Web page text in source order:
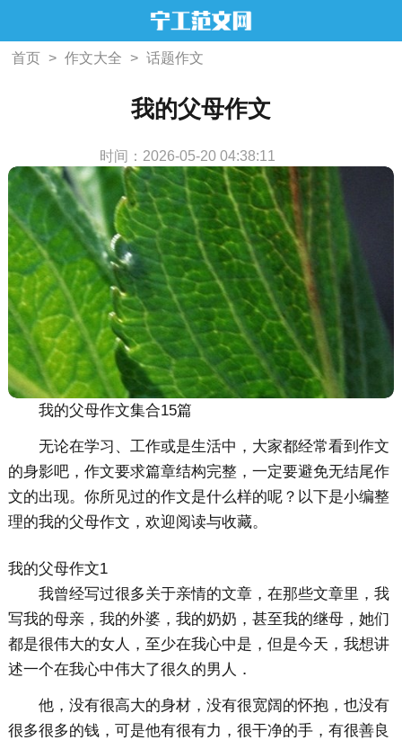
首页 > 作文大全 > 话题作文
我的父母作文
时间：2026-05-20 04:38:11
我的父母作文集合15篇
无论在学习、工作或是生活中，大家都经常看到作文
的身影吧，作文要求篇章结构完整，一定要避免无结尾作
文的出现。你所见过的作文是什么样的呢？以下是小编整
理的我的父母作文，欢迎阅读与收藏。
我的父母作文1
我曾经写过很多关于亲情的文章，在那些文章里，我
写我的母亲，我的外婆，我的奶奶，甚至我的继母，她们
都是很伟大的女人，至少在我心中是，但是今天，我想讲
述一个在我心中伟大了很久的男人．
他，没有很高大的身材，没有很宽阔的怀抱，也没有
很多很多的钱，可是他有很有力，很干净的手，有很善良